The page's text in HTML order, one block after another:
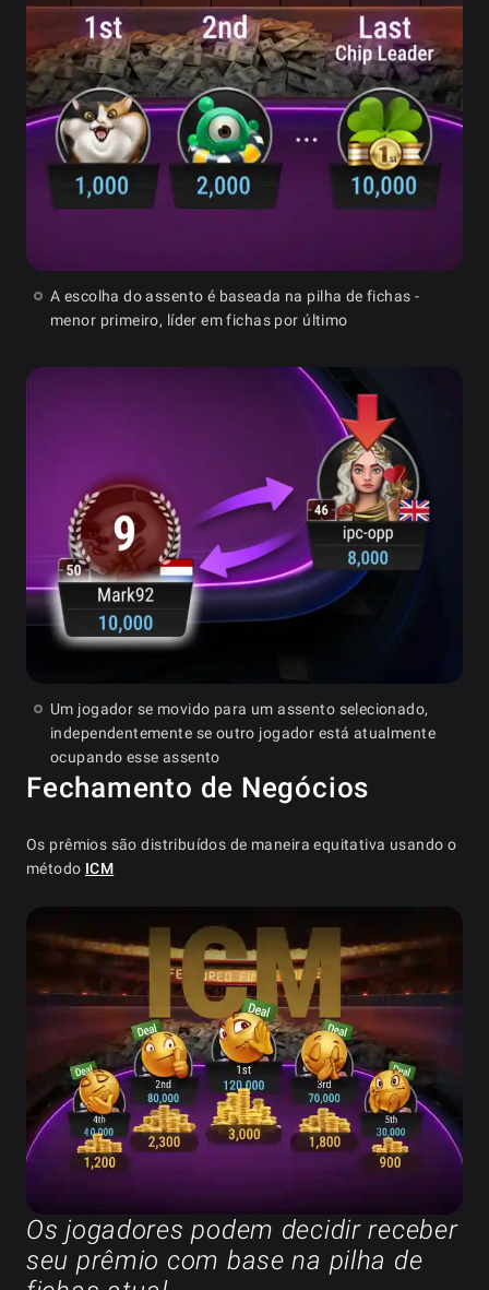
A escolha do assento é baseada na pilha de fichas -
menor primeiro, líder em fichas por último
Um jogador se movido para um assento selecionado,
independentemente se outro jogador está atualmente
ocupando esse assento
Fechamento de Negócios
Os prêmios são distribuídos de maneira equitativa usando o
método ICM
Os jogadores podem decidir receber
seu prêmio com base na pilha de